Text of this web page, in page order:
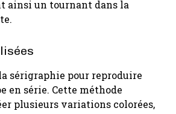
ainsi un tournant dans la
sérigraphie pour reproduire
en série. Cette méthode
plusieurs variations colorées,